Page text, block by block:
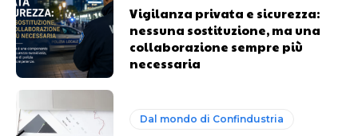
Vigilanza privata e sicurezza:
nessuna sostituzione, ma una
collaborazione sempre più
necessaria
Dal mondo di Confindustria